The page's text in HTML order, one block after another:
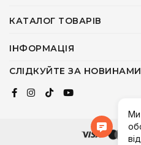
КАТАЛОГ ТОВАРІВ
ІНФОРМАЦІЯ
СЛІДКУЙТЕ ЗА НОВИНАМИ